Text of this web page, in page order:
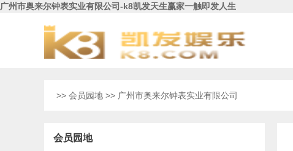
广州市奥来尔钟表实业有限公司-k8凯发天生赢家一触即发人生
>> 会员园地 >> 广州市奥来尔钟表实业有限公司
会员园地